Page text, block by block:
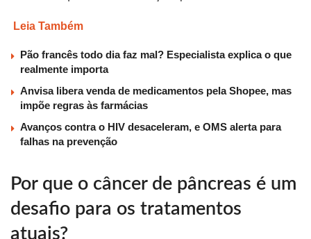
Leia Também
Pão francês todo dia faz mal? Especialista explica o que
realmente importa
Anvisa libera venda de medicamentos pela Shopee, mas
impõe regras às farmácias
Avanços contra o HIV desaceleram, e OMS alerta para
falhas na prevenção
Por que o câncer de pâncreas é um
desafio para os tratamentos
atuais?